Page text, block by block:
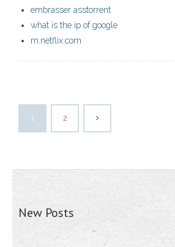
embrasser asstorrent
what is the ip of google
m.netflix.com
1 2
New Posts